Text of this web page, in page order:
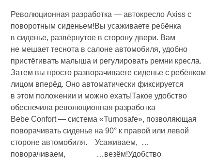
Революционная разработка — автокресло Axiss с
поворотным сиденьем!Вы усаживаете ребёнка
в сиденье, развёрнутое в сторону двери. Вам
не мешает теснота в салоне автомобиля, удобно
пристёгивать малыша и регулировать ремни кресла.
Затем вы просто разворачиваете сиденье с ребёнком
лицом вперёд. Оно автоматически фиксируется
в этом положении и можно ехать!Такое удобство
обеспечила революционная разработка
Bebe Confort — система «Turnosafe», позволяющая
поворачивать сиденье на 90° к правой или левой
стороне автомобиля. Усаживаем, …
поворачиваем, …везём!Удобство